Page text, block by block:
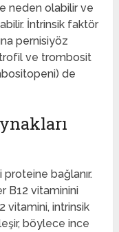
neden olabilir ve
İntrinsik faktör
pernisiyöz
ve trombosit
de
​​bağlanır.
B12 vitaminini
vitamini, intrinsik
böylece ince